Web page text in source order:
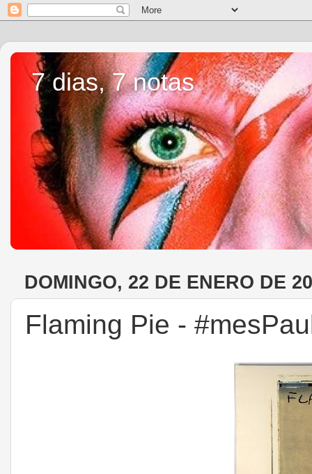
7 dias, 7 notas
DOMINGO, 22 DE ENERO DE
Flaming Pie -